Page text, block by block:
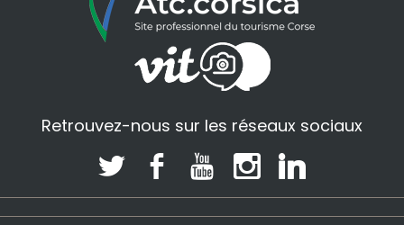
Retrouvez-nous sur les réseaux sociaux